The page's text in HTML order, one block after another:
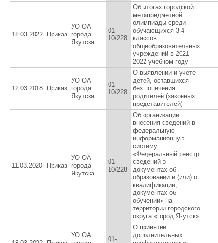
18.03.2022 Приказ
УО ОА
города
Якутска
01-
10/228
Об итогах городской
метапредметной
олимпиады среди
обучающихся 3-4
классов
общеобразовательных
учреждений в 2021-
2022 учебном году
12.03.2018 Приказ
УО ОА
города
Якутска
01-
10/228
О выявлении и учете
детей, оставшихся
без попечения
родителей (законных
представителей)
11.03.2020 Приказ
УО ОА
города
Якутска
01-
10/228
Об организации
внесения сведений в
федеральную
информационную
систему
«Федеральный реестр
сведений о
документах об
образовании и (или) о
квалификации,
документах об
обучении» на
территории городского
округа «город Якутск»
УО ОА
01-
О принятии
дополнительных